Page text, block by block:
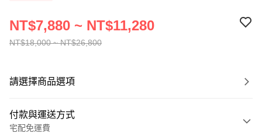
NT$18,000 ~ NT$26,800
NT$7,880 ~ NT$11,280
請選擇商品選項
付款與運送方式
宅配免運費